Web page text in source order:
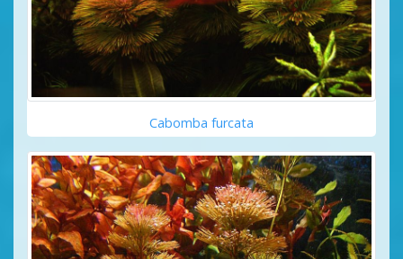
Cabomba furcata